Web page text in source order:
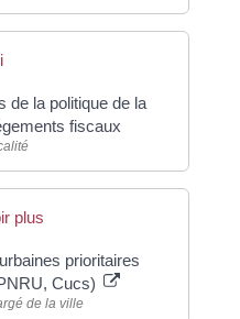
de la politique de la
fiscaux
plus
prioritaires
Cucs)
de la ville